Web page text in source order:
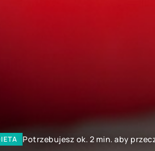
Potrzebujesz ok. 2 min. aby